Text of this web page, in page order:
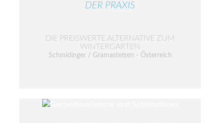
DER PRAXIS
DIE PREISWERTE ALTERNATIVE ZUM
WINTERGARTEN
Schmidinger / Gramastetten - Österreich